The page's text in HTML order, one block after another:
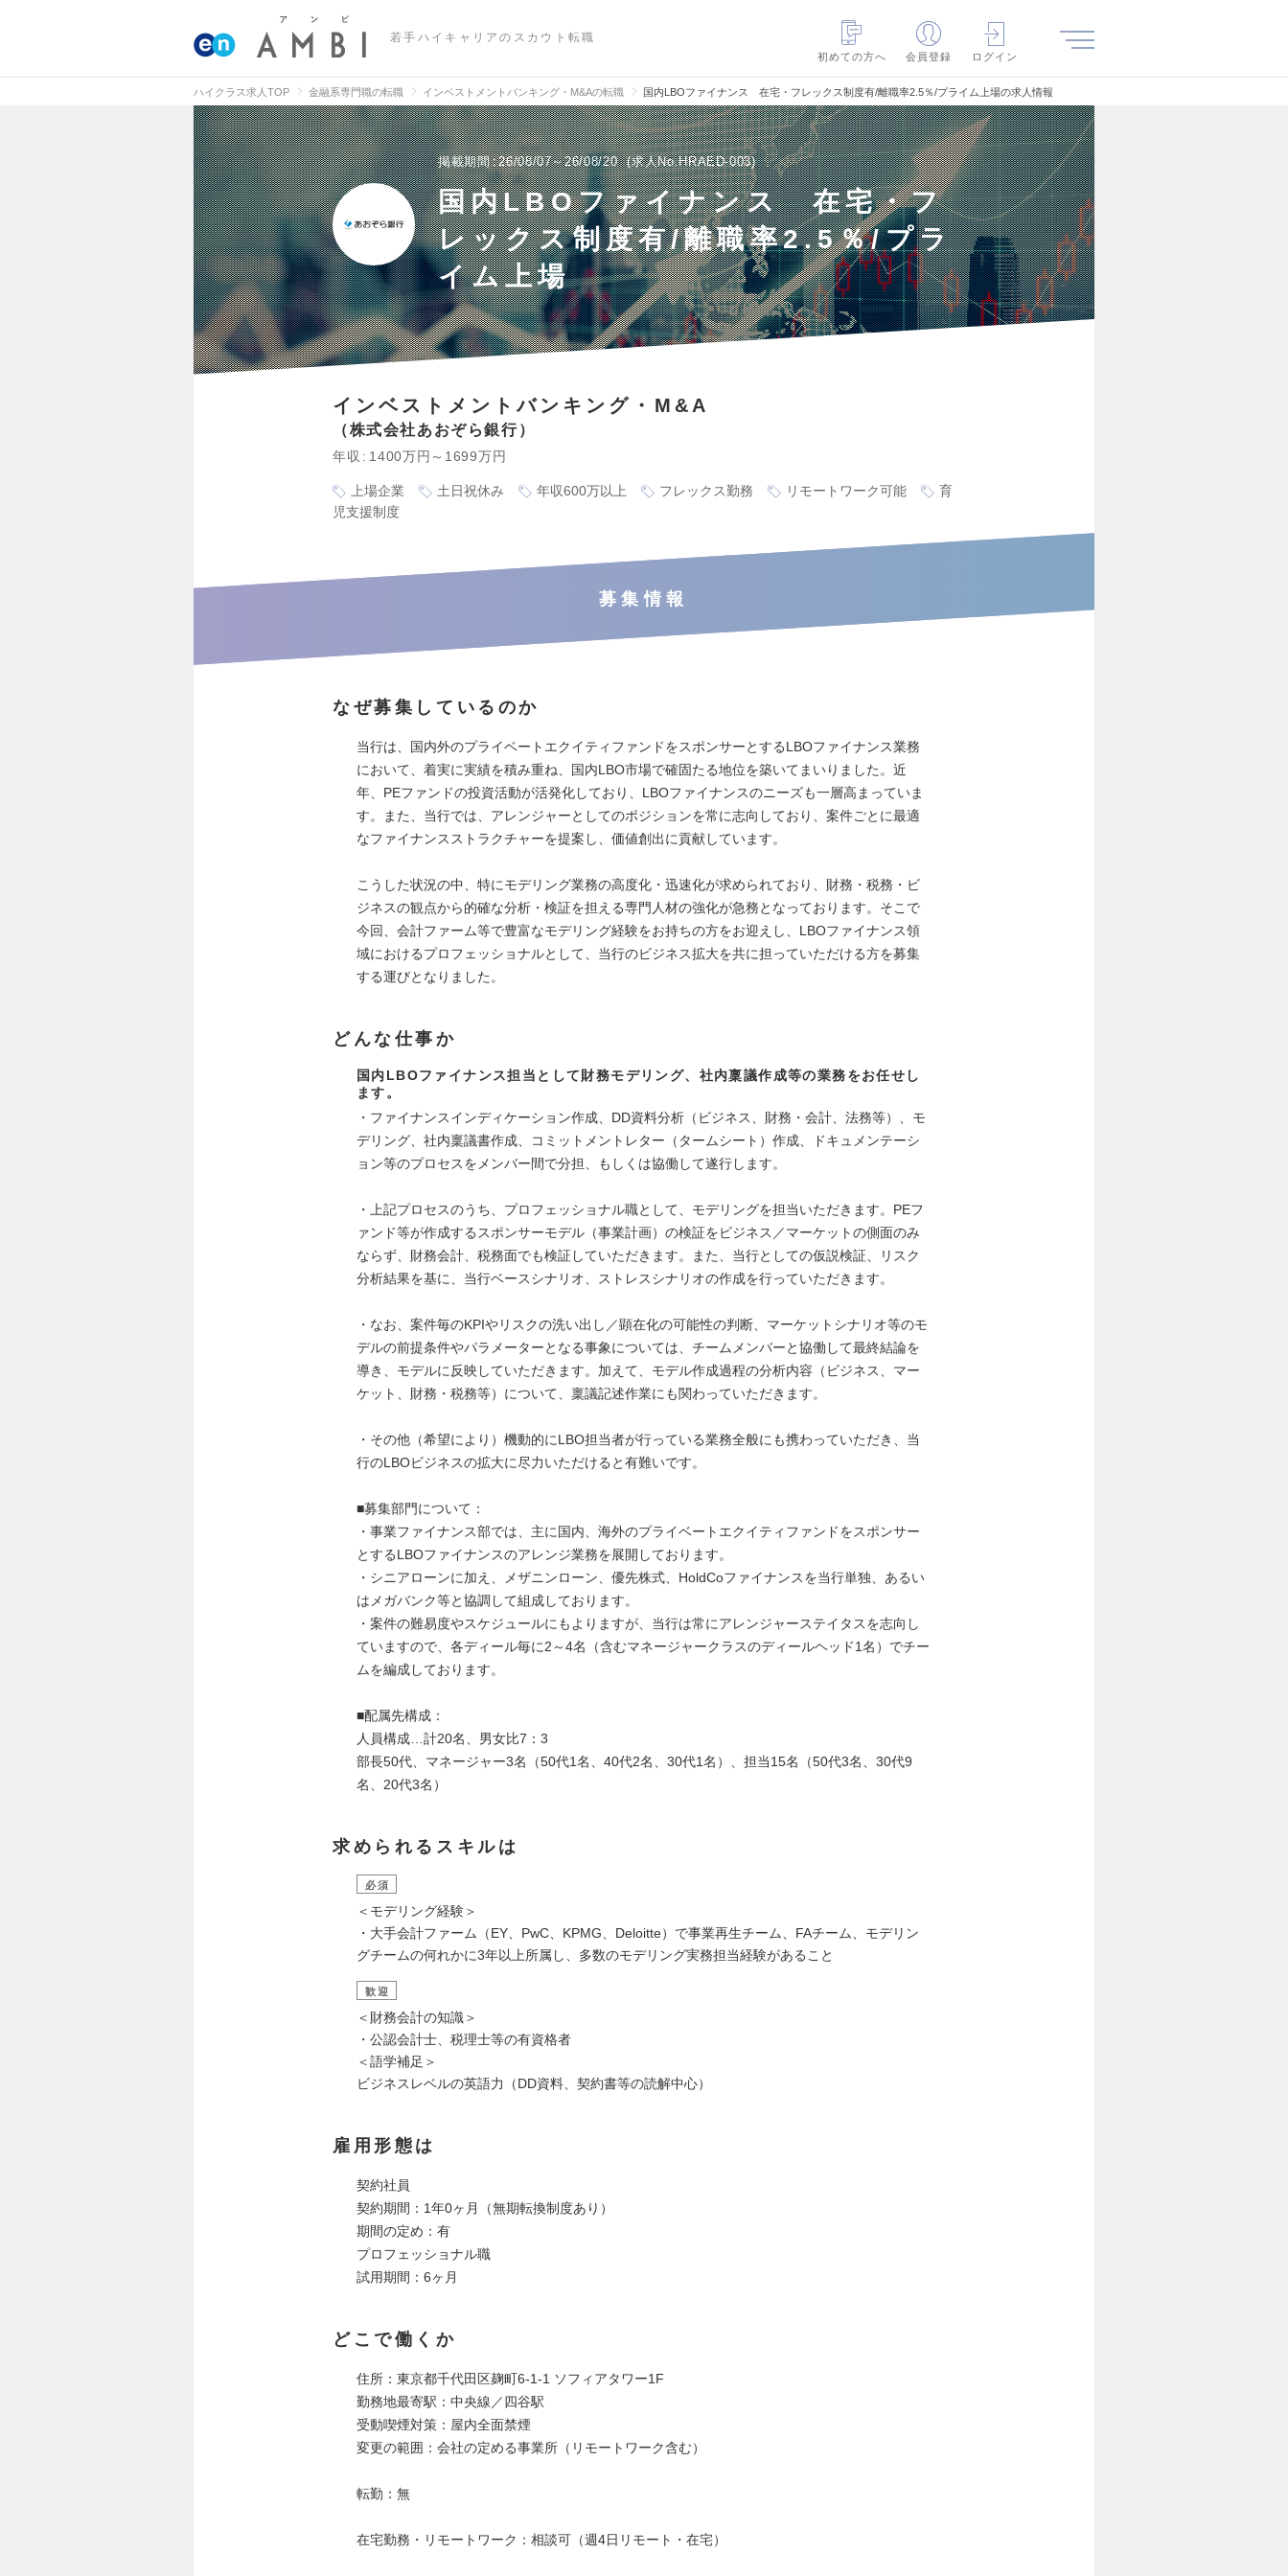
若手ハイキャリアのスカウト転職
初めての方へ
会員登録 ログイン
ハイクラス求人TOP 金融系専門職の転職 インベストメントバンキング・M&Aの転職 国内LBOファイナンス 在宅・フレックス制度有/離職率2.5％/プライム上場の求人情報
掲載期間 26/08/07～26/08/20 求人No.HRAED-003
国内LBOファイナンス 在宅・フ
レックス制度有/離職率2.5％/プラ
イム上場
インベストメントバンキング・M&A
株式会社あおぞら銀行
年収 1400万円～1699万円
上場企業 土日祝休み 年収600万以上 フレックス勤務 リモートワーク可能
育
児支援制度
募集情報
なぜ募集しているのか
当行は、国内外のプライベートエクイティファンドをスポンサーとするLBOファイナンス業務
において、着実に実績を積み重ね、国内LBO市場で確固たる地位を築いてまいりました。近
年、PEファンドの投資活動が活発化しており、LBOファイナンスのニーズも一層高まっていま
す。また、当行では、アレンジャーとしてのポジションを常に志向しており、案件ごとに最適
なファイナンスストラクチャーを提案し、価値創出に貢献しています。
こうした状況の中、特にモデリング業務の高度化・迅速化が求められており、財務・税務・ビ
ジネスの観点から的確な分析・検証を担える専門人材の強化が急務となっております。そこで
今回、会計ファーム等で豊富なモデリング経験をお持ちの方をお迎えし、LBOファイナンス領
域におけるプロフェッショナルとして、当行のビジネス拡大を共に担っていただける方を募集
する運びとなりました。
どんな仕事か
国内LBOファイナンス担当として財務モデリング、社内稟議作成等の業務をお任せし
ます。
・ファイナンスインディケーション作成、DD資料分析（ビジネス、財務・会計、法務等）、モ
デリング、社内稟議書作成、コミットメントレター（タームシート）作成、ドキュメンテーシ
ョン等のプロセスをメンバー間で分担、もしくは協働して遂行します。
・上記プロセスのうち、プロフェッショナル職として、モデリングを担当いただきます。PEフ
ァンド等が作成するスポンサーモデル（事業計画）の検証をビジネス／マーケットの側面のみ
ならず、財務会計、税務面でも検証していただきます。また、当行としての仮説検証、リスク
分析結果を基に、当行ベースシナリオ、ストレスシナリオの作成を行っていただきます。
・なお、案件毎のKPIやリスクの洗い出し／顕在化の可能性の判断、マーケットシナリオ等のモ
デルの前提条件やパラメーターとなる事象については、チームメンバーと協働して最終結論を
導き、モデルに反映していただきます。加えて、モデル作成過程の分析内容（ビジネス、マー
ケット、財務・税務等）について、稟議記述作業にも関わっていただきます。
・その他（希望により）機動的にLBO担当者が行っている業務全般にも携わっていただき、当
行のLBOビジネスの拡大に尽力いただけると有難いです。
■募集部門について：
・事業ファイナンス部では、主に国内、海外のプライベートエクイティファンドをスポンサー
とするLBOファイナンスのアレンジ業務を展開しております。
・シニアローンに加え、メザニンローン、優先株式、HoldCoファイナンスを当行単独、あるい
はメガバンク等と協調して組成しております。
・案件の難易度やスケジュールにもよりますが、当行は常にアレンジャーステイタスを志向し
ていますので、各ディール毎に2～4名（含むマネージャークラスのディールヘッド1名）でチー
ムを編成しております。
■配属先構成：
人員構成…計20名、男女比7：3
部長50代、マネージャー3名（50代1名、40代2名、30代1名）、担当15名（50代3名、30代9
名、20代3名）
求められるスキルは
必須
＜モデリング経験＞
・大手会計ファーム（EY、PwC、KPMG、Deloitte）で事業再生チーム、FAチーム、モデリン
グチームの何れかに3年以上所属し、多数のモデリング実務担当経験があること
歓迎
＜財務会計の知識＞
・公認会計士、税理士等の有資格者
＜語学補足＞
ビジネスレベルの英語力（DD資料、契約書等の読解中心）
雇用形態は
契約社員
契約期間：1年0ヶ月（無期転換制度あり）
期間の定め：有
プロフェッショナル職
試用期間：6ヶ月
どこで働くか
住所：東京都千代田区麹町6-1-1 ソフィアタワー1F
勤務地最寄駅：中央線／四谷駅
受動喫煙対策：屋内全面禁煙
変更の範囲：会社の定める事業所（リモートワーク含む）
転勤：無
在宅勤務・リモートワーク：相談可（週4日リモート・在宅）